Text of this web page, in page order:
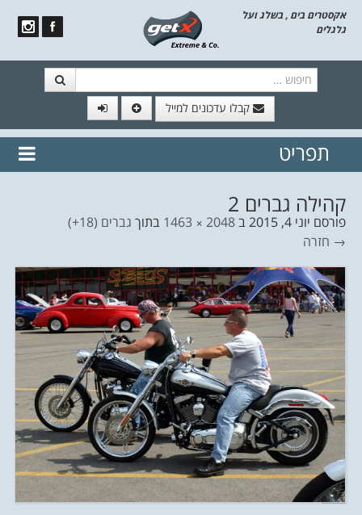
אקסטרים בים , בשלג ועל
גלגלים
קבלו עדכונים למייל
// הצטרף לרשימת תפוצה!
נשמח
תפריט
קהילה גברים 2
פורסם יוני 4, 2015 ב2048 × 1463 בתוך גברים (18+)
→ חזרה